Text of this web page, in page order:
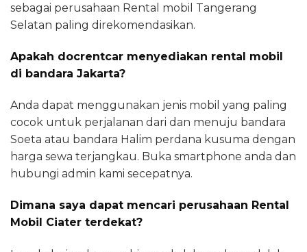
sebagai perusahaan Rental mobil Tangerang
Selatan paling direkomendasikan.
Apakah docrentcar menyediakan rental mobil
di bandara Jakarta?
Anda dapat menggunakan jenis mobil yang paling
cocok untuk perjalanan dari dan menuju bandara
Soeta atau bandara Halim perdana kusuma dengan
harga sewa terjangkau. Buka smartphone anda dan
hubungi admin kami secepatnya.
Dimana saya dapat mencari perusahaan Rental
Mobil Ciater terdekat?